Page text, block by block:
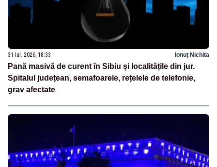
31 iul. 2026, 18:33 Ionuț Nichita
Pană masivă de curent în Sibiu și localitățile din jur.
Spitalul județean, semafoarele, rețelele de telefonie,
grav afectate